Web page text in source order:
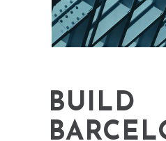
BUILD